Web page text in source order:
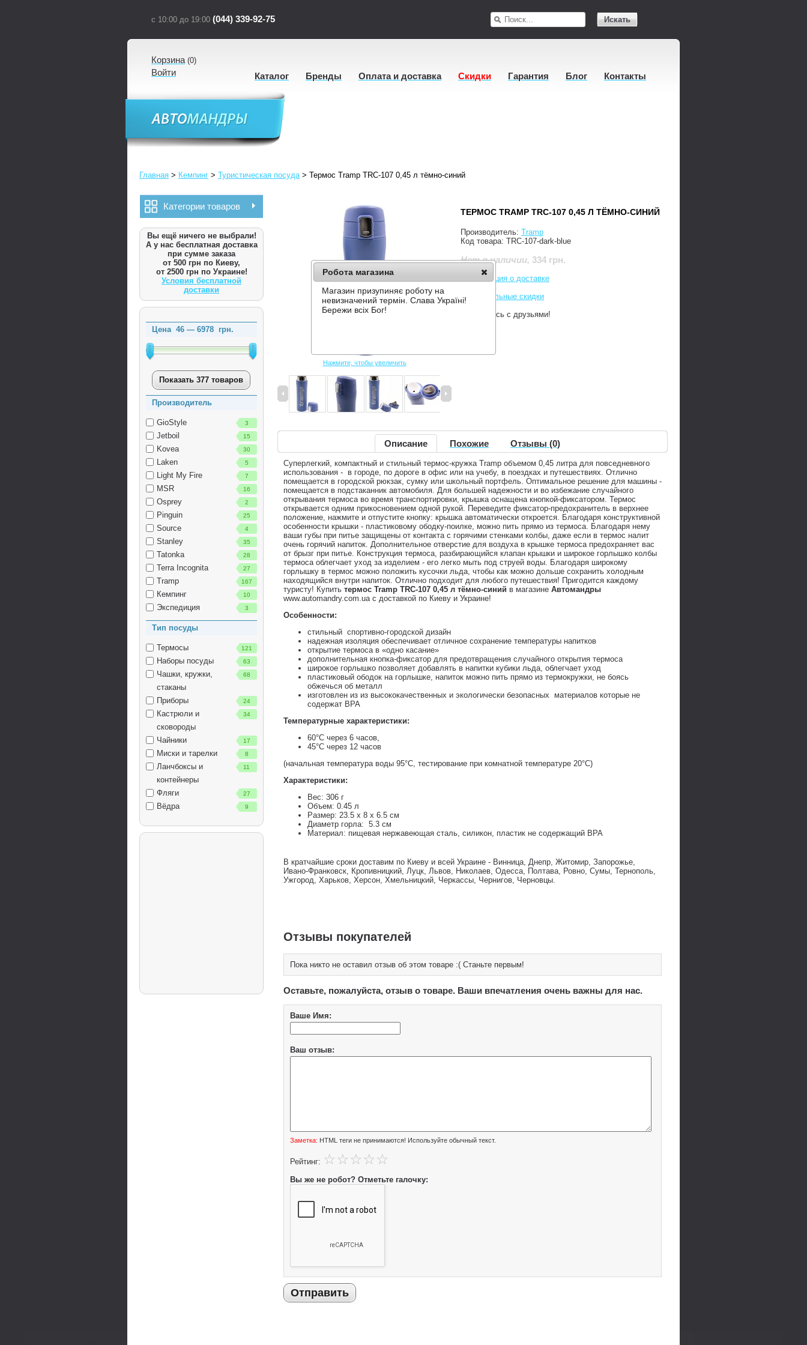
с 10:00 до 19:00 (044) 339-92-75 Искать
Корзина(0)
Войти Каталог Бренды Оплата и доставка Скидки Гарантия Блог Контакты
Главная > Кемпинг > Туристическая посуда > Термос Tramp TRC-107 0,45 л тёмно-синий
Категории товаров
Вы ещё ничего не выбрали!
А у нас бесплатная доставка
при сумме заказа
от 500 грн по Киеву,
от 2500 грн по Украине!
Условия бесплатной
доставки
Цена 46 — 6978 грн.
Показать 377 товаров
Производитель
GioStyle 3
Jetboil 15
Kovea 30
Laken 5
Light My Fire 7
MSR 16
Osprey 2
Pinguin 25
Source 4
Stanley 35
Tatonka 28
Terra Incognita 27
Tramp 167
Кемпинг 10
Экспедиция 3
Тип посуды
Термосы 121
Наборы посуды 63
Чашки, кружки,
стаканы
68
Приборы 24
Кастрюли и
сковороды
34
Чайники 17
Миски и тарелки 8
Ланчбоксы и
контейнеры
11
Фляги 27
Вёдра 9
Нажмите, чтобы увеличить
ТЕРМОС TRAMP TRC-107 0,45 Л ТЁМНО-СИНИЙ
Производитель: Tramp
Код товара: TRC-107-dark-blue
Нет в наличии, 334 грн.
Информация о доставке
Накопительные скидки
Поделитесь с друзьями!
Описание Похожие Отзывы (0)
Суперлегкий, компактный и стильный термос-кружка Tramp объемом 0,45 литра для повседневного
использования - в городе, по дороге в офис или на учебу, в поездках и путешествиях. Отлично
помещается в городской рюкзак, сумку или школьный портфель. Оптимальное решение для машины -
помещается в подстаканник автомобиля. Для большей надежности и во избежание случайного
открывания термоса во время транспортировки, крышка оснащена кнопкой-фиксатором. Термос
открывается одним прикосновением одной рукой. Переведите фиксатор-предохранитель в верхнее
положение, нажмите и отпустите кнопку: крышка автоматически откроется. Благодаря конструктивной
особенности крышки - пластиковому ободку-поилке, можно пить прямо из термоса. Благодаря нему
ваши губы при питье защищены от контакта с горячими стенками колбы, даже если в термос налит
очень горячий напиток. Дополнительное отверстие для воздуха в крышке термоса предохраняет вас
от брызг при питье. Конструкция термоса, разбирающийся клапан крышки и широкое горлышко колбы
термоса облегчает уход за изделием - его легко мыть под струей воды. Благодаря широкому
горлышку в термос можно положить кусочки льда, чтобы как можно дольше сохранить холодным
находящийся внутри напиток. Отлично подходит для любого путешествия! Пригодится каждому
туристу! Купить термос Tramp TRC-107 0,45 л тёмно-синий в магазине Автомандры
www.automandry.com.ua с доставкой по Киеву и Украине!
Особенности:
стильный спортивно-городской дизайн
надежная изоляция обеспечивает отличное сохранение температуры напитков
открытие термоса в «одно касание»
дополнительная кнопка-фиксатор для предотвращения случайного открытия термоса
широкое горлышко позволяет добавлять в напитки кубики льда, облегчает уход
пластиковый ободок на горлышке, напиток можно пить прямо из термокружки, не боясь
обжечься об металл
изготовлен из из высококачественных и экологически безопасных материалов которые не
содержат BPA
Температурные характеристики:
60°С через 6 часов,
45°С через 12 часов
(начальная температура воды 95°C, тестирование при комнатной температуре 20°C)
Характеристики:
Вес: 306 г
Объем: 0.45 л
Размер: 23.5 х 8 х 6.5 см
Диаметр горла: 5.3 см
Материал: пищевая нержавеющая сталь, силикон, пластик не содержащий BPA
В кратчайшие сроки доставим по Киеву и всей Украине - Винница, Днепр, Житомир, Запорожье,
Ивано-Франковск, Кропивницкий, Луцк, Львов, Николаев, Одесса, Полтава, Ровно, Сумы, Тернополь,
Ужгород, Харьков, Херсон, Хмельницкий, Черкассы, Чернигов, Черновцы.
Отзывы покупателей
Пока никто не оставил отзыв об этом товаре :( Станьте первым!
Оставьте, пожалуйста, отзыв о товаре. Ваши впечатления очень важны для нас.
Ваше Имя:
Ваш отзыв:
Заметка: HTML теги не принимаются! Используйте обычный текст.
Рейтинг:
Вы же не робот? Отметьте галочку:
Отправить
Робота магазина
Магазин призупиняє роботу на
невизначений термін. Слава Україні!
Бережи всіх Бог!